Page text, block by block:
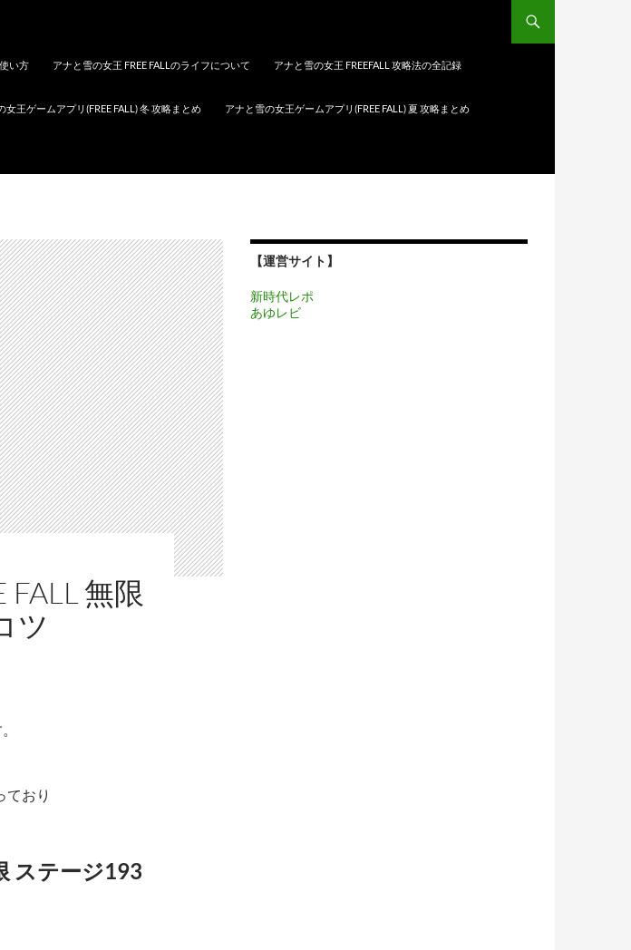
い方 アナと雪の女王 FREE FALLのライフについて アナと雪の女王 FREEFALL 攻略法の全記録
女王ゲームアプリ(FREE FALL) 冬 攻略まとめ アナと雪の女王ゲームアプリ(FREE FALL) 夏 攻略まとめ
無限
ツ
ており
ステージ193
【運営サイト】
新時代レポ
あゆレビ